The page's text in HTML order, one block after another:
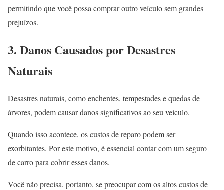
permitindo que você possa comprar outro veículo sem grandes
prejuízos.
3. Danos Causados por Desastres
Naturais
Desastres naturais, como enchentes, tempestades e quedas de
árvores, podem causar danos significativos ao seu veículo.
Quando isso acontece, os custos de reparo podem ser
exorbitantes. Por este motivo, é essencial contar com um seguro
de carro para cobrir esses danos.
Você não precisa, portanto, se preocupar com os altos custos de